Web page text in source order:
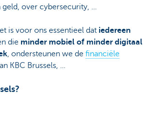
over cybersecurity, …
is voor ons essentieel dat iedereen
die minder mobiel of minder digitaal
, ondersteunen we de financiële
KBC Brussels, …